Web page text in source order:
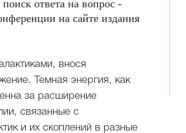
ответа на вопрос -
на сайте издания
внося
Темная энергия, как
за расширение
связанные с
и их скоплений в разные